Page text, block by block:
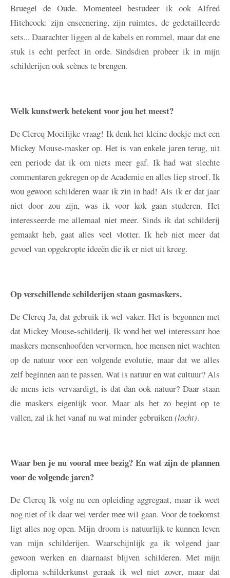
Bruegel de Oude. Momenteel bestudeer ik ook Alfred
Hitchcock: zijn enscenering, zijn ruimtes, de gedetailleerde
sets... Daarachter liggen al de kabels en rommel, maar dat ene
stuk is echt perfect in orde. Sindsdien probeer ik in mijn
schilderijen ook scènes te brengen.
Welk kunstwerk betekent voor jou het meest?
De Clercq Moeilijke vraag! Ik denk het kleine doekje met een
Mickey Mouse-masker op. Het is van enkele jaren terug, uit
een periode dat ik om niets meer gaf. Ik had wat slechte
commentaren gekregen op de Academie en alles liep stroef. Ik
wou gewoon schilderen waar ik zin in had! Als ik er dat jaar
niet door zou zijn, was ik voor kok gaan studeren. Het
interesseerde me allemaal niet meer. Sinds ik dat schilderij
gemaakt heb, gaat alles veel vlotter. Ik heb niet meer dat
gevoel van opgekropte ideeën die ik er niet uit kreeg.
Op verschillende schilderijen staan gasmaskers.
De Clercq Ja, dat gebruik ik wel vaker. Het is begonnen met
dat Mickey Mouse-schilderij. Ik vond het wel interessant hoe
maskers mensenhoofden vervormen, hoe mensen niet wachten
op de natuur voor een volgende evolutie, maar dat we alles
zelf beginnen aan te passen. Wat is natuur en wat cultuur? Als
de mens iets vervaardigt, is dat dan ook natuur? Daar staan
die maskers eigenlijk voor. Maar als het zo begint op te
vallen, zal ik het vanaf nu wat minder gebruiken(lacht).
Waar ben je nu vooral mee bezig? En wat zijn de plannen
voor de volgende jaren?
De Clercq Ik volg nu een opleiding aggregaat, maar ik weet
nog niet of ik daar wel verder mee wil gaan. Voor de toekomst
ligt alles nog open. Mijn droom is natuurlijk te kunnen leven
van mijn schilderijen. Waarschijnlijk ga ik volgend jaar
gewoon werken en daarnaast blijven schilderen. Met mijn
diploma schilderkunst geraak ik wel niet zover, maar dat